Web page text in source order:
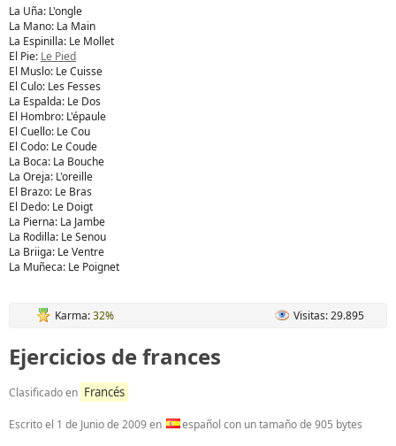
La Uña: L'ongle
La Mano: La Main
La Espinilla: Le Mollet
El Pie: Le Pied
El Muslo: Le Cuisse
El Culo: Les Fesses
La Espalda: Le Dos
El Hombro: L'épaule
El Cuello: Le Cou
El Codo: Le Coude
La Boca: La Bouche
La Oreja: L'oreille
El Brazo: Le Bras
El Dedo: Le Doigt
La Pierna: La Jambe
La Rodilla: Le Senou
La Briiga: Le Ventre
La Muñeca: Le Poignet
Karma:32% Visitas: 29.895
Ejercicios de frances
Clasificado en Francés
Escrito el 1 de Junio de 2009en español con un tamaño de 905 bytes